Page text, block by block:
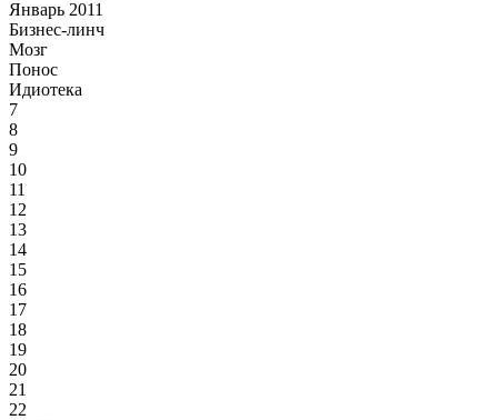
Январь 2011
Бизнес-линч
Мозг
Понос
Идиотека
7
8
9
10
11
12
13
14
15
16
17
18
19
20
21
22